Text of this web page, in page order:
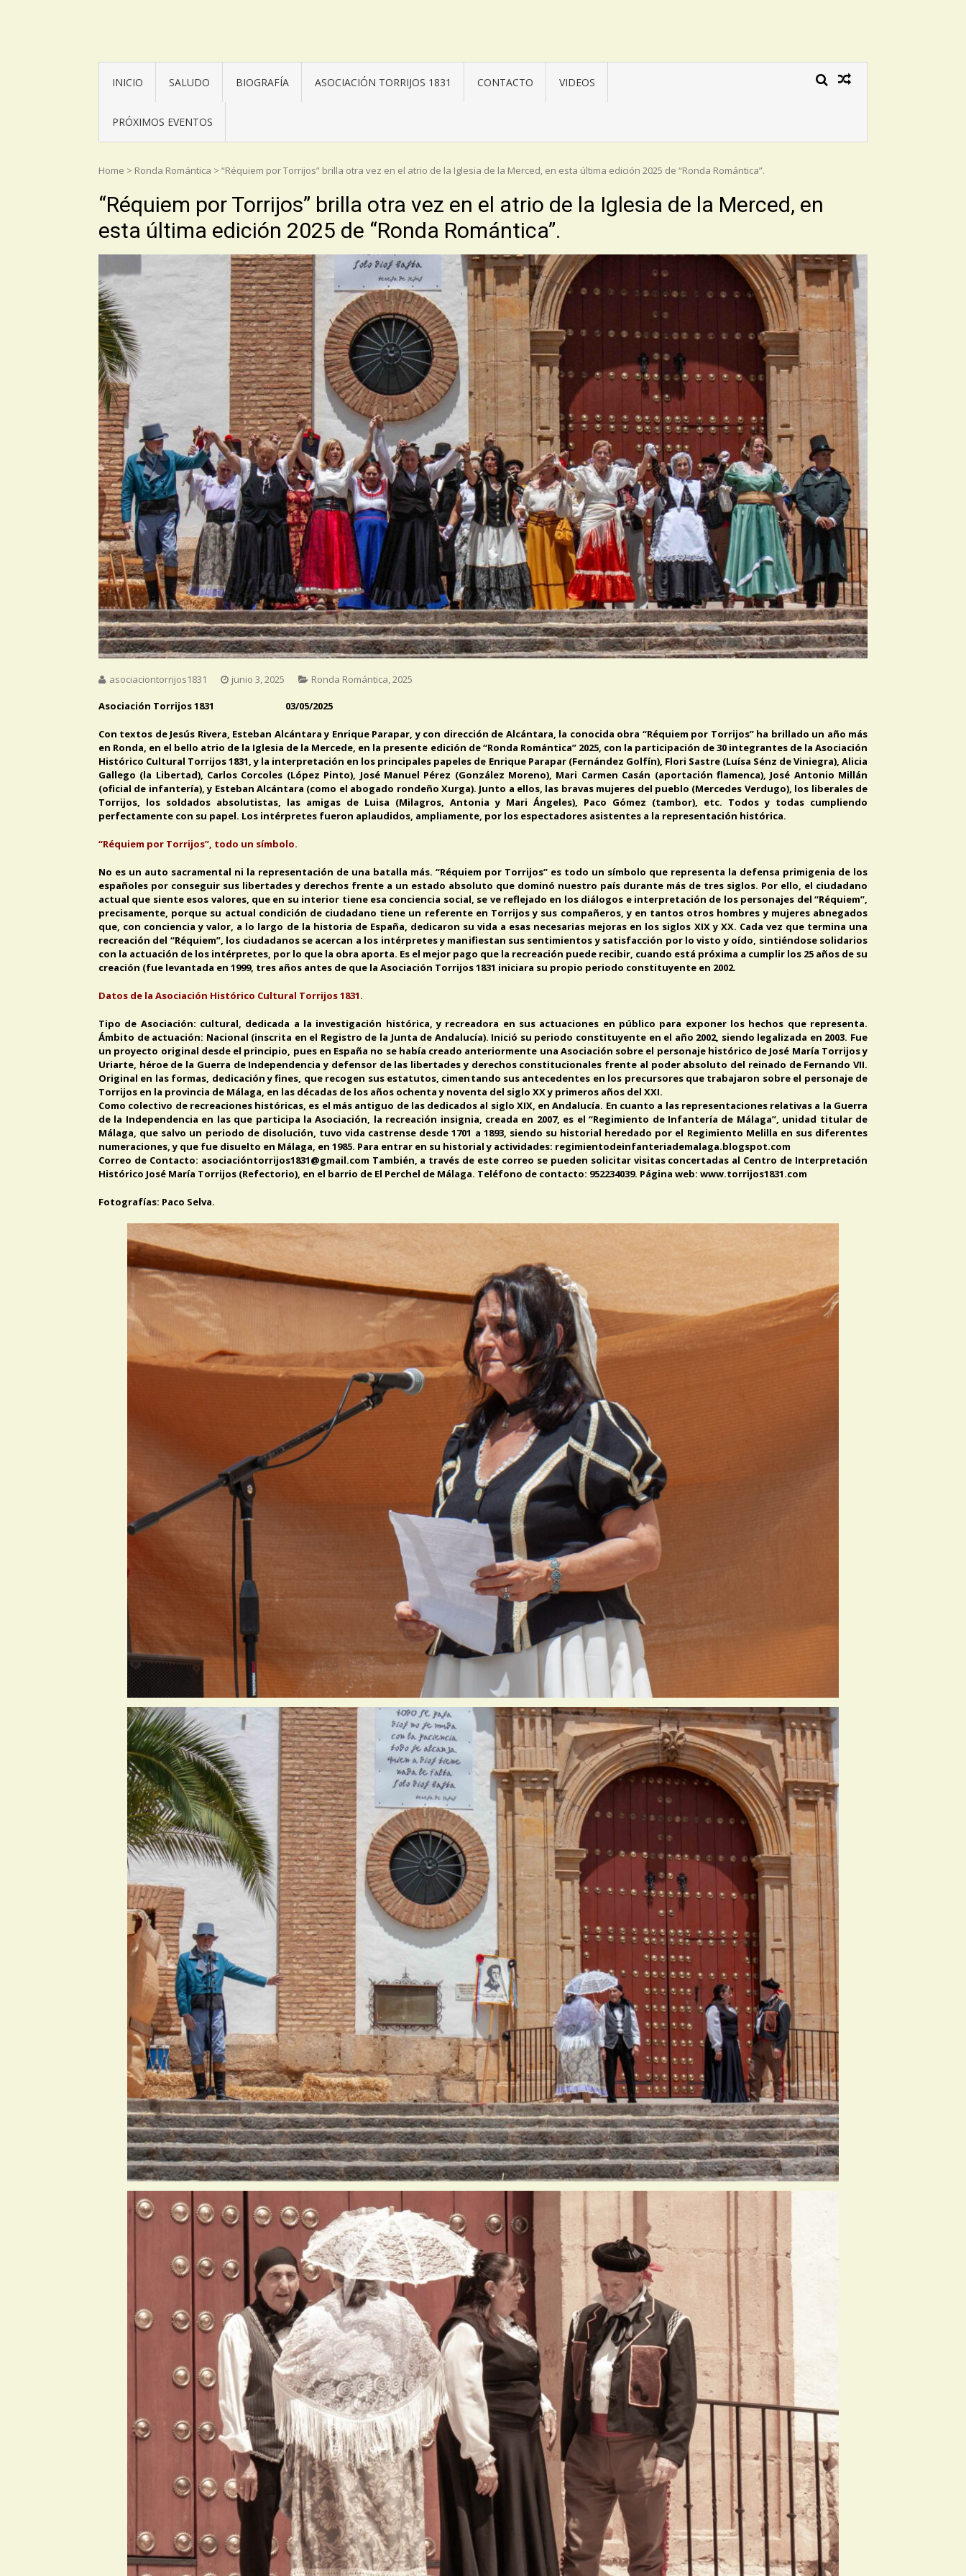
INICIO SALUDO BIOGRAFÍA ASOCIACIÓN TORRIJOS 1831 CONTACTO VIDEOS
PRÓXIMOS EVENTOS
Home > Ronda Romántica > “Réquiem por Torrijos” brilla otra vez en el atrio de la Iglesia de la Merced, en esta última edición 2025 de “Ronda Romántica”.
“Réquiem por Torrijos” brilla otra vez en el atrio de la Iglesia de la Merced, en
esta última edición 2025 de “Ronda Romántica”.
asociaciontorrijos1831 junio 3, 2025 Ronda Romántica,2025
Asociación Torrijos 1831 03/05/2025
Con textos de Jesús Rivera, Esteban Alcántara y Enrique Parapar, y con dirección de Alcántara, la conocida obra “Réquiem por Torrijos” ha brillado un año más
en Ronda, en el bello atrio de la Iglesia de la Mercede, en la presente edición de “Ronda Romántica” 2025, con la participación de 30 integrantes de la Asociación
Histórico Cultural Torrijos 1831, y la interpretación en los principales papeles de Enrique Parapar (Fernández Golfín), Flori Sastre (Luísa Sénz de Viniegra), Alicia
Gallego (la Libertad), Carlos Corcoles (López Pinto), José Manuel Pérez (González Moreno), Mari Carmen Casán (aportación flamenca), José Antonio Millán
(oficial de infantería), y Esteban Alcántara (como el abogado rondeño Xurga). Junto a ellos, las bravas mujeres del pueblo (Mercedes Verdugo), los liberales de
Torrijos, los soldados absolutistas, las amigas de Luisa (Milagros, Antonia y Mari Ángeles), Paco Gómez (tambor), etc. Todos y todas cumpliendo
perfectamente con su papel. Los intérpretes fueron aplaudidos, ampliamente, por los espectadores asistentes a la representación histórica.
“Réquiem por Torrijos”, todo un símbolo.
No es un auto sacramental ni la representación de una batalla más. “Réquiem por Torrijos” es todo un símbolo que representa la defensa primigenia de los
españoles por conseguir sus libertades y derechos frente a un estado absoluto que dominó nuestro país durante más de tres siglos. Por ello, el ciudadano
actual que siente esos valores, que en su interior tiene esa conciencia social, se ve reflejado en los diálogos e interpretación de los personajes del “Réquiem”,
precisamente, porque su actual condición de ciudadano tiene un referente en Torrijos y sus compañeros, y en tantos otros hombres y mujeres abnegados
que, con conciencia y valor, a lo largo de la historia de España, dedicaron su vida a esas necesarias mejoras en los siglos XIX y XX. Cada vez que termina una
recreación del “Réquiem”, los ciudadanos se acercan a los intérpretes y manifiestan sus sentimientos y satisfacción por lo visto y oído, sintiéndose solidarios
con la actuación de los intérpretes, por lo que la obra aporta. Es el mejor pago que la recreación puede recibir, cuando está próxima a cumplir los 25 años de su
creación (fue levantada en 1999, tres años antes de que la Asociación Torrijos 1831 iniciara su propio periodo constituyente en 2002.
Datos de la Asociación Histórico Cultural Torrijos 1831.
Tipo de Asociación: cultural, dedicada a la investigación histórica, y recreadora en sus actuaciones en público para exponer los hechos que representa.
Ámbito de actuación: Nacional (inscrita en el Registro de la Junta de Andalucía). Inició su periodo constituyente en el año 2002, siendo legalizada en 2003. Fue
un proyecto original desde el principio, pues en España no se había creado anteriormente una Asociación sobre el personaje histórico de José María Torrijos y
Uriarte, héroe de la Guerra de Independencia y defensor de las libertades y derechos constitucionales frente al poder absoluto del reinado de Fernando VII.
Original en las formas, dedicación y fines, que recogen sus estatutos, cimentando sus antecedentes en los precursores que trabajaron sobre el personaje de
Torrijos en la provincia de Málaga, en las décadas de los años ochenta y noventa del siglo XX y primeros años del XXI.
Como colectivo de recreaciones históricas, es el más antiguo de las dedicados al siglo XIX, en Andalucía. En cuanto a las representaciones relativas a la Guerra
de la Independencia en las que participa la Asociación, la recreación insignia, creada en 2007, es el “Regimiento de Infantería de Málaga”, unidad titular de
Málaga, que salvo un periodo de disolución, tuvo vida castrense desde 1701 a 1893, siendo su historial heredado por el Regimiento Melilla en sus diferentes
numeraciones, y que fue disuelto en Málaga, en 1985. Para entrar en su historial y actividades: regimientodeinfanteriademalaga.blogspot.com
Correo de Contacto: asociacióntorrijos1831@gmail.com También, a través de este correo se pueden solicitar visitas concertadas al Centro de Interpretación
Histórico José María Torrijos (Refectorio), en el barrio de El Perchel de Málaga. Teléfono de contacto: 952234039. Página web: www.torrijos1831.com
Fotografías: Paco Selva.